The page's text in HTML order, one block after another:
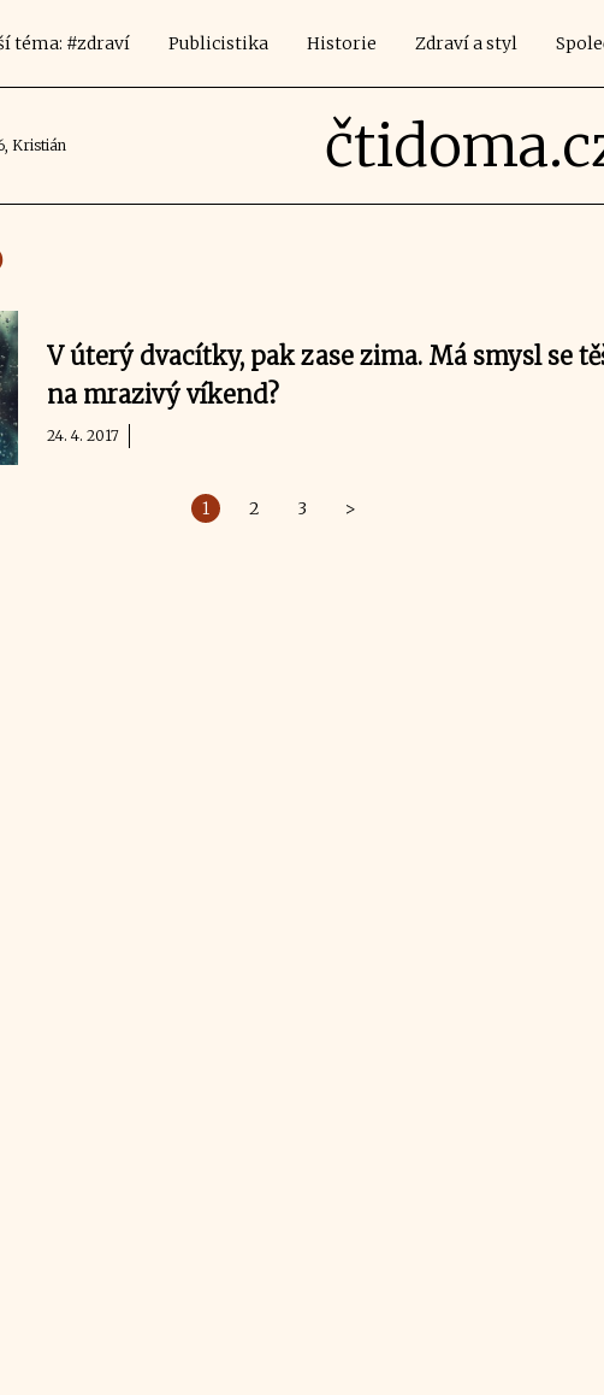
téma: #zdraví Publicistika Historie Zdraví a styl
Kristián
V úterý dvacítky, pak zase zima. Má smysl se
na mrazivý víkend?
24. 4. 2017
1 2 3 >